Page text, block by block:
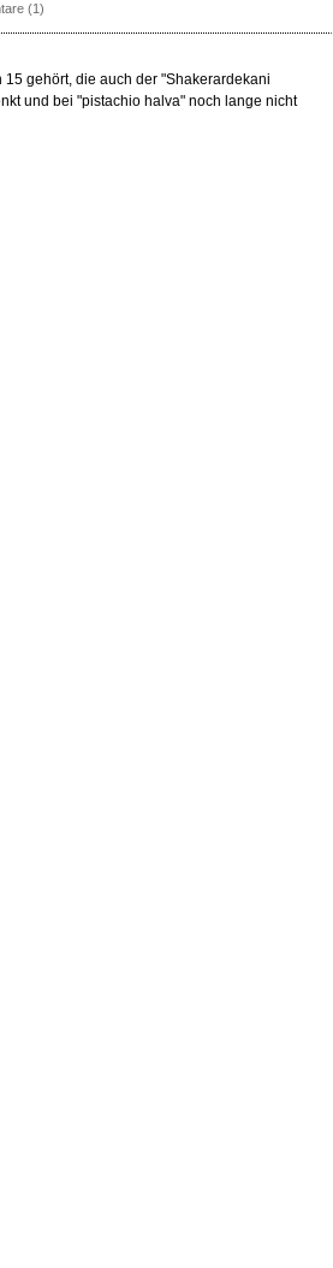
(1)
15 gehört, die auch der "Shakerardekani
und bei "pistachio halva" noch lange nicht